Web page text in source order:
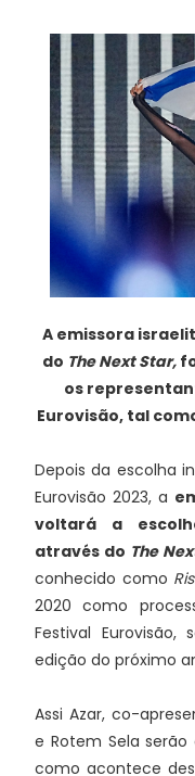
A emissora
do The Next Star,
os
Eurovisão, tal
Depois da escolha
Eurovisão 2023, a
voltará a
através do The
conhecido como
2020 como
Festival
edição do próximo
Assi Azar, co-
e Rotem Sela
como acontece